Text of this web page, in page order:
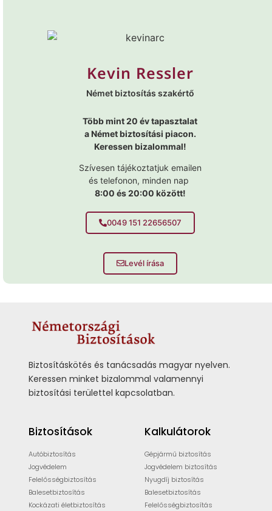
Kevin Ressler
Német biztosítás szakértő
Több mint 20 év tapasztalat
a Német biztosítási piacon.
Keressen bizalommal!
Szívesen tájékoztatjuk emailen
és telefonon, minden nap
8:00 és 20:00 között!
0049 151 22656507
Levél írása
Biztosításkötés és tanácsadás magyar nyelven.
Keressen minket bizalommal valamennyi
biztosítási területtel kapcsolatban.
Biztosítások
Autóbiztosítás
Jogvédelem
Felelősségbiztosítás
Balesetbiztosítás
Kockázati életbiztosítás
Kalkulátorok
Gépjármű biztosítás
Jogvédelem biztosítás
Nyugdíj biztosítás
Balesetbiztosítás
Felelősségbiztosítás